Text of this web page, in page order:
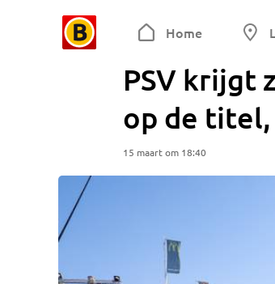
Home
PSV krijgt
op de titel,
15 maart om 18:40